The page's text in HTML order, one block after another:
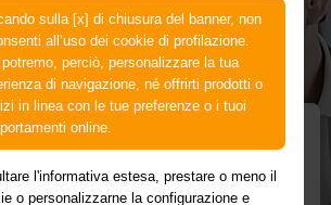
sulla [x] di chiusura del banner, non
all’uso dei cookie di profilazione.
potremo, perciò, personalizzare la tua
di navigazione, né offrirti prodotti o
in linea con le tue preferenze o i tuoi
online.
l'informativa estesa, prestare o meno il
o personalizzarne la configurazione e
digitali